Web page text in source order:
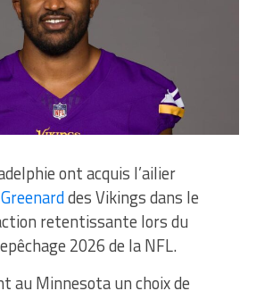
ont acquis l’ailier
des Vikings dans le
retentissante lors du
2026 de la NFL.
au Minnesota un choix de